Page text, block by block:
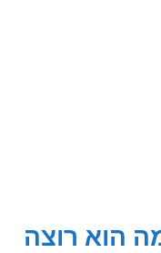
הוא רוצה